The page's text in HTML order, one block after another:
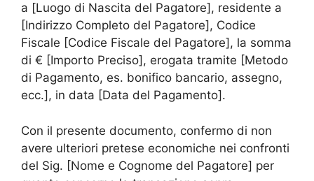
a [Luogo di Nascita del Pagatore], residente a
[Indirizzo Completo del Pagatore], Codice
Fiscale [Codice Fiscale del Pagatore], la somma
di € [Importo Preciso], erogata tramite [Metodo
di Pagamento, es. bonifico bancario, assegno,
ecc.], in data [Data del Pagamento].
Con il presente documento, confermo di non
avere ulteriori pretese economiche nei confronti
del Sig. [Nome e Cognome del Pagatore] per